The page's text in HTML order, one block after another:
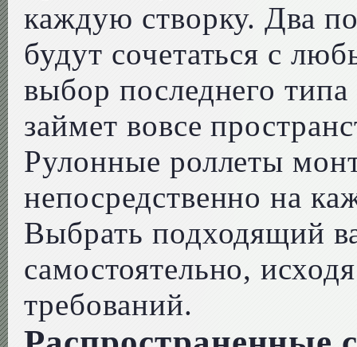
каждую створку. Два
будут сочетаться с
выбор последнего
займет вовсе
Рулонные роллеты
непосредственно на
Выбрать подходящий
самостоятельно,
требований.